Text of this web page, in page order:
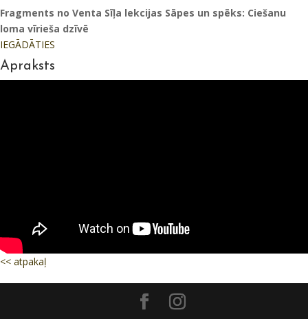
Fragments no Venta Sīļa lekcijas Sāpes un spēks: Ciešanu
loma vīrieša dzīvē
IEGĀDĀTIES
Apraksts
<< atpakaļ